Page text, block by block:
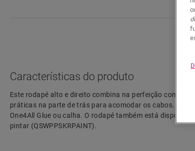
Características do produto
Este rodapé alto e direito combina na perfeição com a
práticas na parte de trás para acomodar os cabos. O
One4All Glue ou calha. O rodapé também está disponível
pintar (QSWPPSKRPAINT).